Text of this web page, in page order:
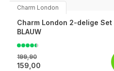
Charm London
Charm London 2-delige Set
BLAUW
199,90
159,00